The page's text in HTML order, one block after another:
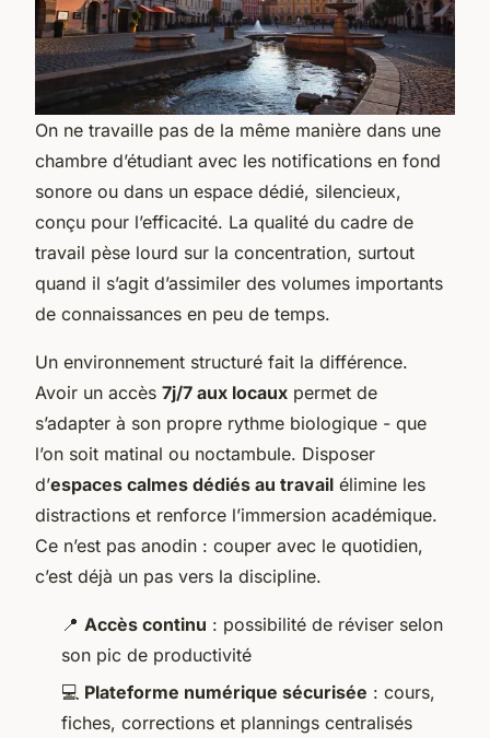
On ne travaille pas de la même manière dans une
chambre d’étudiant avec les notifications en fond
sonore ou dans un espace dédié, silencieux,
conçu pour l’efficacité. La qualité du cadre de
travail pèse lourd sur la concentration, surtout
quand il s’agit d’assimiler des volumes importants
de connaissances en peu de temps.
Un environnement structuré fait la différence.
Avoir un accès 7j/7 aux locaux permet de
s’adapter à son propre rythme biologique - que
l’on soit matinal ou noctambule. Disposer
d’espaces calmes dédiés au travail élimine les
distractions et renforce l’immersion académique.
Ce n’est pas anodin : couper avec le quotidien,
c’est déjà un pas vers la discipline.
📍 Accès continu : possibilité de réviser selon
son pic de productivité
💻 Plateforme numérique sécurisée : cours,
fiches, corrections et plannings centralisés